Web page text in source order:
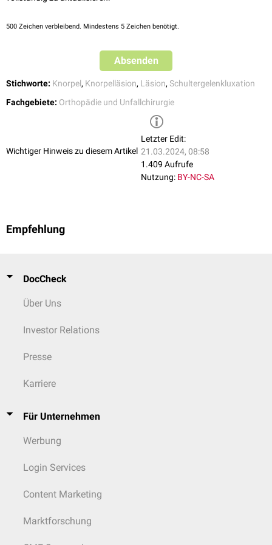
500 Zeichen verbleibend. Mindestens 5 Zeichen benötigt.
Absenden
Stichworte: Knorpel, Knorpelläsion, Läsion, Schultergelenkluxation
Fachgebiete: Orthopädie und Unfallchirurgie
Wichtiger Hinweis zu diesem Artikel
Letzter Edit:
21.03.2024, 08:58
1.409 Aufrufe
Nutzung: BY-NC-SA
Empfehlung
DocCheck
Über Uns
Investor Relations
Presse
Karriere
Für Unternehmen
Werbung
Login Services
Content Marketing
Marktforschung